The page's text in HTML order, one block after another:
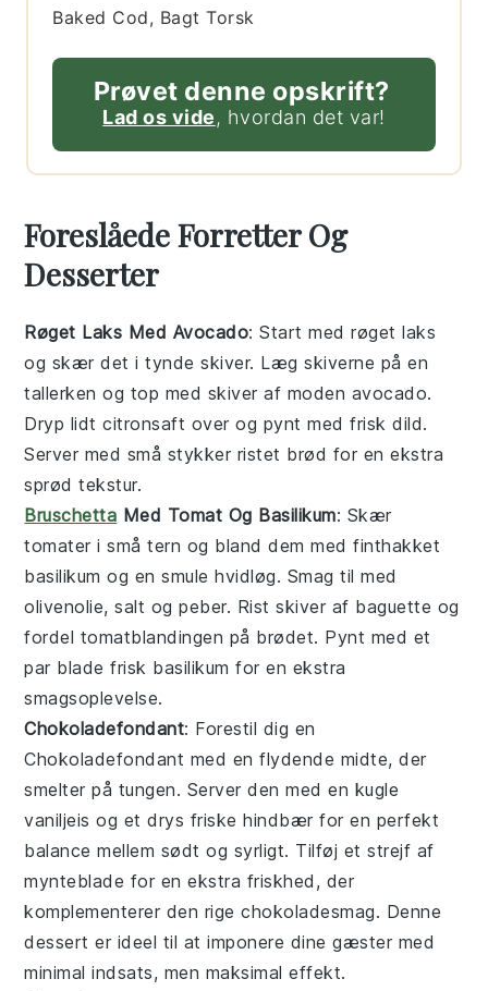
Baked Cod, Bagt Torsk
Prøvet denne opskrift?
Lad os vide, hvordan det var!
Foreslåede Forretter Og
Desserter
Røget Laks Med Avocado: Start medrøget laks
og skær det i tynde skiver. Læg skiverne på en
tallerken og top med skiver af moden avocado.
Dryp lidtcitronsaft over og pynt med friskdild.
Server med små stykker ristet brød for en ekstra
sprød tekstur.
Bruschetta Med Tomat Og Basilikum: Skær
tomater i små tern og bland dem med finthakket
basilikum og en smulehvidløg. Smag til med
olivenolie,salt ogpeber. Rist skiver af baguette og
fordel tomatblandingen på brødet. Pynt med et
par blade frisk basilikum for en ekstra
smagsoplevelse.
Chokoladefondant: Forestil dig en
Chokoladefondant med en flydende midte, der
smelter på tungen. Server den med en kugle
vaniljeis og et drys friske hindbær for en perfekt
balance mellem sødt og syrligt. Tilføj et strejf af
mynteblade for en ekstra friskhed, der
komplementerer den rige chokoladesmag. Denne
dessert er ideel til at imponere dine gæster med
minimal indsats, men maksimal effekt.